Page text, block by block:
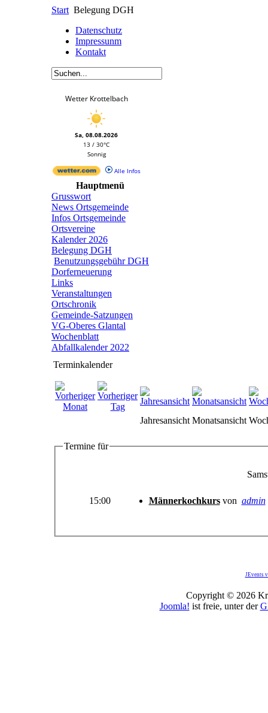
Start Belegung DGH
Datenschutz
Impressunm
Kontakt
Wetter Krottelbach
Sa, 08.08.2026
13 / 30°C
Sonnig
Alle Infos
Hauptmenü
Grusswort
News Ortsgemeinde
Infos Ortsgemeinde
Ortsvereine
Kalender 2026
Belegung DGH
Benutzungsgebühr DGH
Dorferneuerung
Links
Veranstaltungen
Ortschronik
Gemeinde-Satzungen
VG-Oberes Glantal
Wochenblatt
Abfallkalender 2022
Terminkalender
Jahresansicht Monatsansicht
Termine für
15:00 Männerkochkurs von admin
JEvents
Copyright © 2026
Joomla! ist freie, unter der